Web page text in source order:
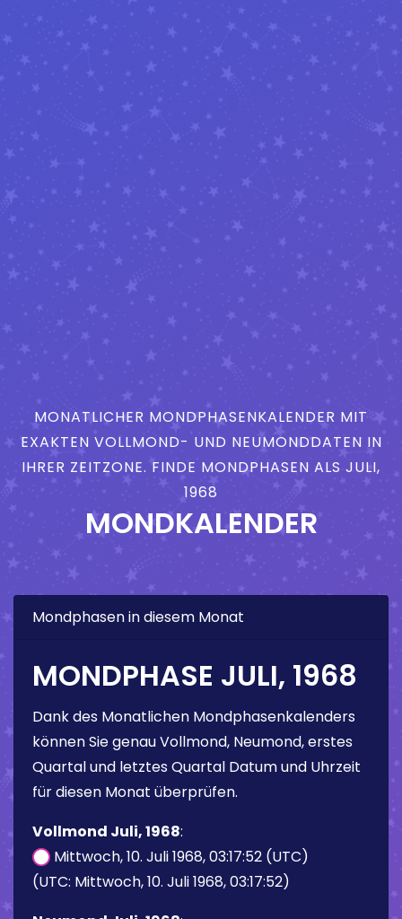
MONATLICHER MONDPHASENKALENDER MIT
EXAKTEN VOLLMOND- UND NEUMONDDATEN IN
IHRER ZEITZONE. FINDE MONDPHASEN ALS JULI,
1968
MONDKALENDER
Mondphasen in diesem Monat
MONDPHASE JULI, 1968
Dank des Monatlichen Mondphasenkalenders
können Sie genau Vollmond, Neumond, erstes
Quartal und letztes Quartal Datum und Uhrzeit
für diesen Monat überprüfen.
Vollmond Juli, 1968:
Mittwoch, 10. Juli 1968, 03:17:52 (UTC)
(UTC: Mittwoch, 10. Juli 1968, 03:17:52)